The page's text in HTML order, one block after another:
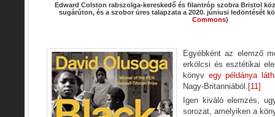
Edward Colston rabszolga-kereskedő és filantróp szobra Bristol
sugárúton, és a szobor üres talapzata a 2020. júniusi ledöntését
Commons)
Egyébként az elemző
erkölcsi és esztétikai
könyv egy példánya
Nagy-Britanniából. [11]
Igen kiváló elemzés,
sorozat, amelyiken a